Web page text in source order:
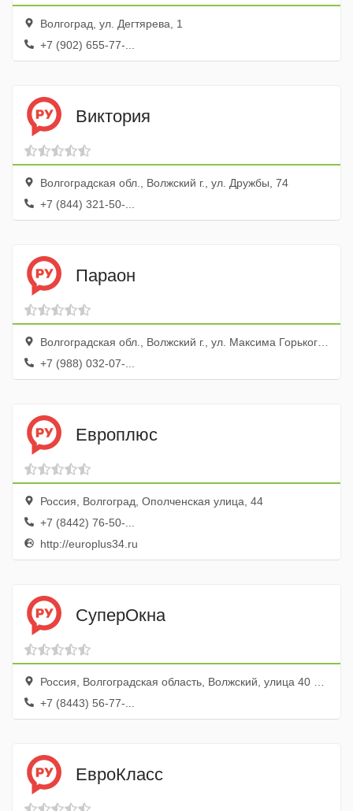
Волгоград, ул. Дегтярева, 1
+7 (902) 655-77-...
Виктория
Волгоградская обл., Волжский г., ул. Дружбы, 74
+7 (844) 321-50-...
Параон
Волгоградская обл., Волжский г., ул. Максима Горького, 45
+7 (988) 032-07-...
Европлюс
Россия, Волгоград, Ополченская улица, 44
+7 (8442) 76-50-...
http://europlus34.ru
СуперОкна
Россия, Волгоградская область, Волжский, улица 40 лет Победы, 61Г, ТЦ Мирамаг
+7 (8443) 56-77-...
ЕвроКласс